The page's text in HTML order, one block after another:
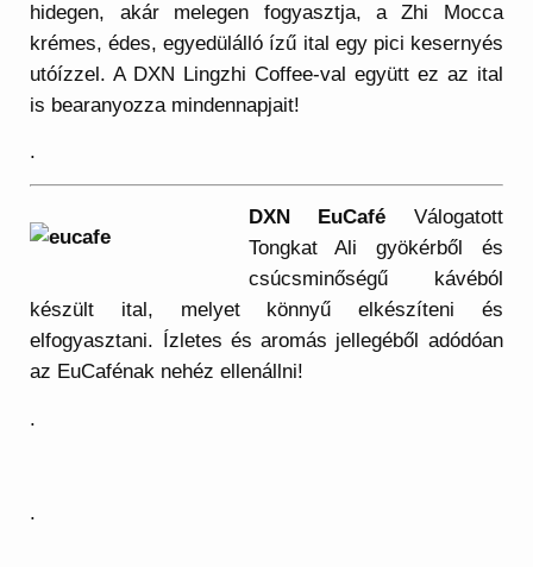
hidegen, akár melegen fogyasztja, a Zhi Mocca
krémes, édes, egyedülálló ízű ital egy pici kesernyés
utóízzel. A DXN Lingzhi Coffee-val együtt ez az ital
is bearanyozza mindennapjait!
.
DXN EuCafé Válogatott
Tongkat Ali gyökérből és
csúcsminőségű kávéból
készült ital, melyet könnyű elkészíteni és
elfogyasztani. Ízletes és aromás jellegéből adódóan
az EuCafénak nehéz ellenállni!
.
.